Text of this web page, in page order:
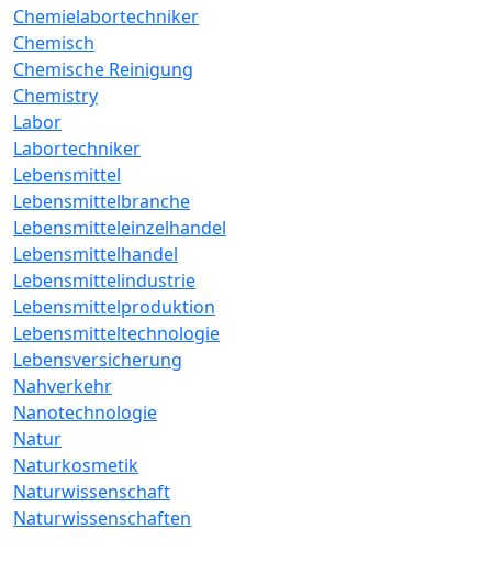
Chemielabortechniker
Chemisch
Chemische Reinigung
Chemistry
Labor
Labortechniker
Lebensmittel
Lebensmittelbranche
Lebensmitteleinzelhandel
Lebensmittelhandel
Lebensmittelindustrie
Lebensmittelproduktion
Lebensmitteltechnologie
Lebensversicherung
Nahverkehr
Nanotechnologie
Natur
Naturkosmetik
Naturwissenschaft
Naturwissenschaften